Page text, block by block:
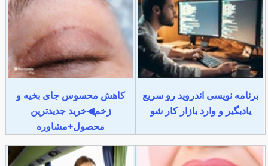
برنامه نویسی اندروید رو سریع
یادبگیر و وارد بازار کار شو
کاهش محسوس جای بخیه و
زخم◀خرید جدیدترین
محصول+مشاوره